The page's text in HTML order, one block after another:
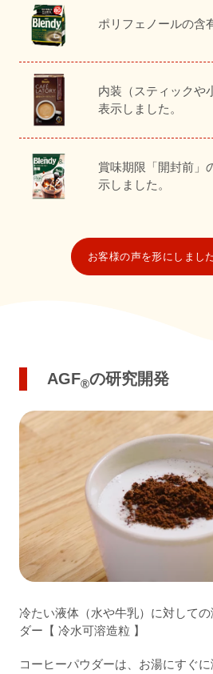
ポリフェノールの含
内装（スティックや
表示しました。
賞味期限「開封前」
示しました。
お客様の声を形にしまし
AGF®の研究開発
冷たい液体（水や牛乳）に対して
ダー【 冷水可溶造粒 】
コーヒーパウダーは、お湯にすぐ